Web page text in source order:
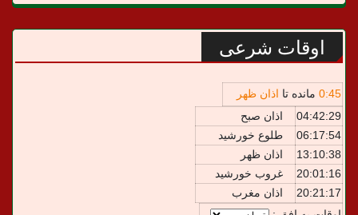
اوقات شرعی
0:45 مانده تا اذان ظهر
04:42:29
اذان صبح
06:17:54
طلوع خورشید
13:10:38
اذان ظهر
20:01:16
غروب خورشید
20:21:17
اذان مغرب